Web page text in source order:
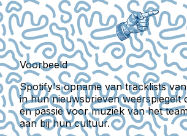
Voorbeeld
Spotify's opname van tracklists
in hun nieuwsbrieven weerspiegelt
en passie voor muziek van het
aan bij hun cultuur.